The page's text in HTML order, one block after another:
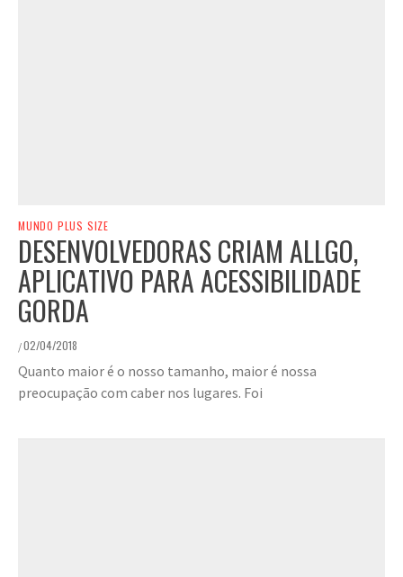
MUNDO PLUS SIZE
DESENVOLVEDORAS CRIAM ALLGO,
APLICATIVO PARA ACESSIBILIDADE
GORDA
/02/04/2018
Quanto maior é o nosso tamanho, maior é nossa
preocupação com caber nos lugares. Foi